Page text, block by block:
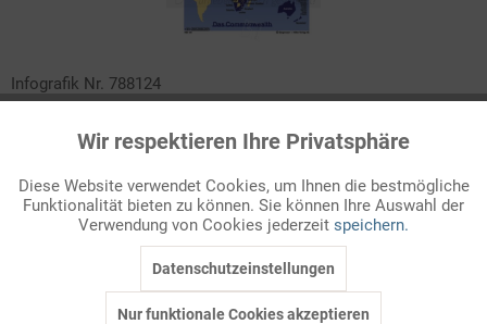
Infografik Nr. 788124
Charles III. ist als britischer Monarch zugleich symbolisches
Oberhaupt des Commonwealth, einer lockeren Gemeinschaft
von Staaten, von denen die meisten einmal zum britischen
Kolonialreich gehörten. Sehen Sie hier, welche Länder das sind
und wie sie sich über die Erde verteilen.
Welchen Download brauchen Sie?
Funktionale Aktiv
Marketing Inaktiv
Wir respektieren Ihre Privatsphäre
Diese Website verwendet Cookies, um Ihnen die bestmögliche
Funktionalität bieten zu können. Sie können Ihre Auswahl der
Verwendung von Cookies jederzeit speichern.
Datenschutzeinstellungen
Nur funktionale Cookies akzeptieren